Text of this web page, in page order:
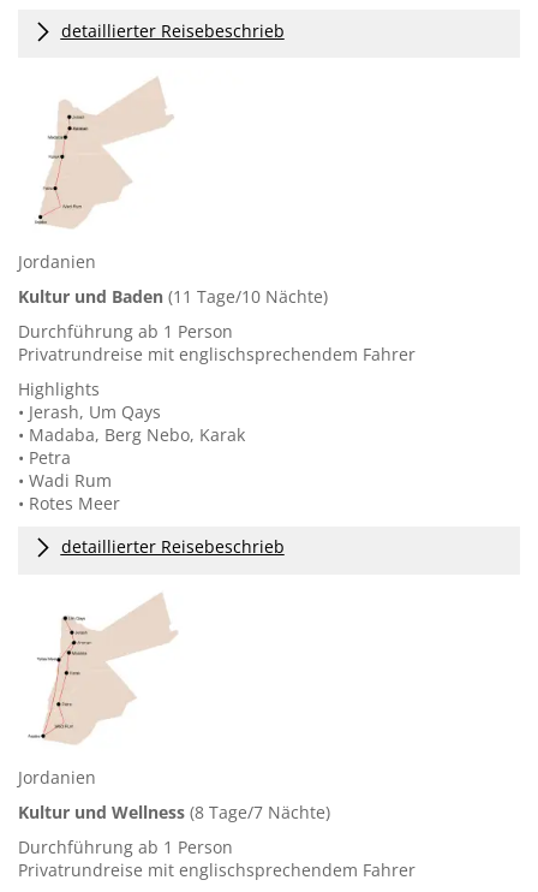
detaillierter Reisebeschrieb
Jordanien
Kultur und Baden (11 Tage/10 Nächte)
Durchführung ab 1 Person
Privatrundreise mit englischsprechendem Fahrer
Highlights
• Jerash, Um Qays
• Madaba, Berg Nebo, Karak
• Petra
• Wadi Rum
• Rotes Meer
detaillierter Reisebeschrieb
Jordanien
Kultur und Wellness (8 Tage/7 Nächte)
Durchführung ab 1 Person
Privatrundreise mit englischsprechendem Fahrer